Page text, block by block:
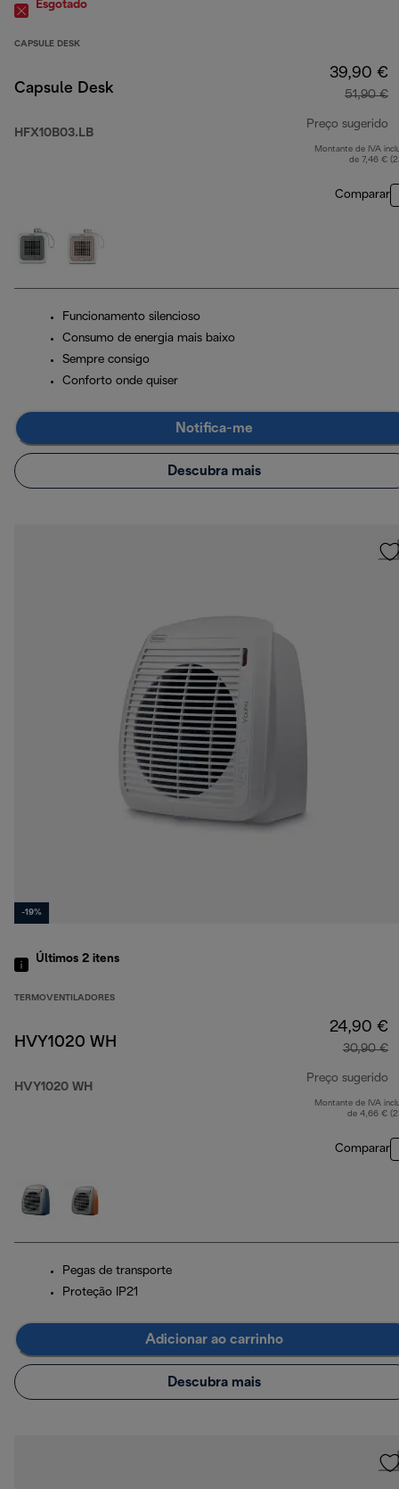
Esgotado
CAPSULE DESK
Capsule Desk
HFX10B03.LB
39,90 €
51,90 €
Preço sugerido
Montante de IVA
de 7,46 €
Comparar
Funcionamento silencioso
Consumo de energia mais baixo
Sempre consigo
Conforto onde quiser
Notifica-me
Descubra mais
-19%
Últimos 2 itens
TERMOVENTILADORES
HVY1020 WH
HVY1020 WH
24,90 €
30,90 €
Preço sugerido
Montante de IVA
de 4,66 €
Comparar
Pegas de transporte
Proteção IP21
Adicionar ao carrinho
Descubra mais